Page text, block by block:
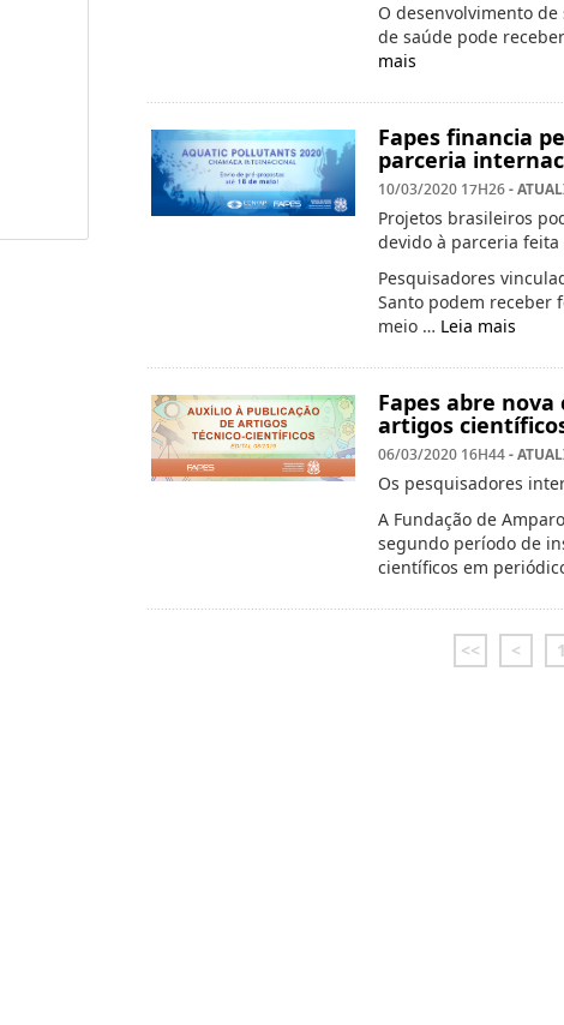
O desenvolvimento
de saúde pode
mais
Fapes financia
parceria
10/03/2020 17H26-
Projetos brasileiros
devido à parceria feita
Pesquisadores
Santo podem receber
meio … Leia mais
Fapes abre
artigos
06/03/2020 16H44-
Os pesquisadores
A Fundação de
segundo período de
científicos em
<< < 1